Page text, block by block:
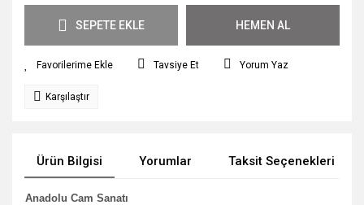
SEPETE EKLE HEMEN AL
Tavsiye Et Yorum Yaz
Karşılaştır
Ürün Bilgisi Yorumlar Taksit Seçenekleri
Anadolu Cam Sanatı